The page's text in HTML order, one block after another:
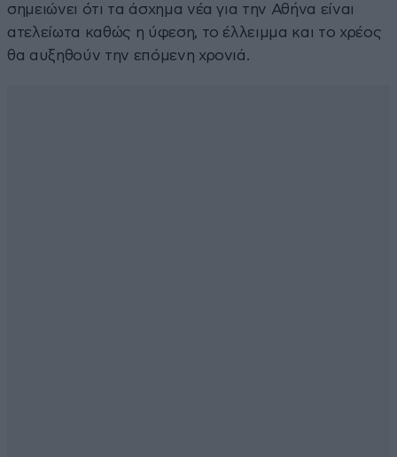
σημειώνει ότι τα άσχημα νέα για την Αθήνα είναι
ατελείωτα καθώς η ύφεση, το έλλειμμα και το χρέος
θα αυξηθούν την επόμενη χρονιά.